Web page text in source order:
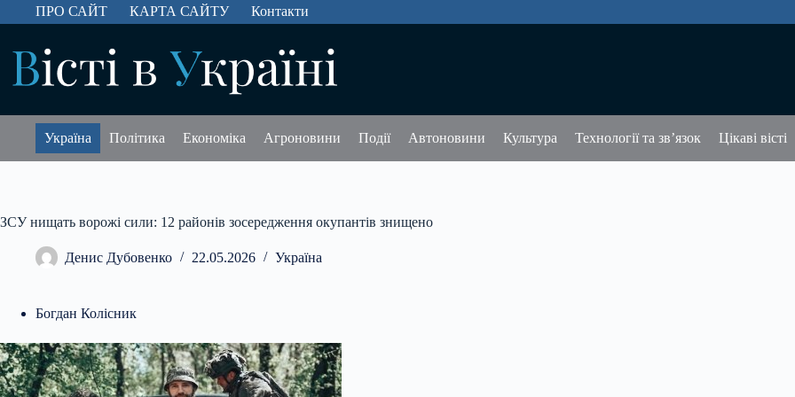
Перейти
до
ПРО САЙТ КАРТА САЙТУ Контакти
Україна Політика Економіка Агроновини Події Автоновини Культура Технології та зв’язок Цікаві вісті
ЗСУ нищать ворожі сили: 12 районів зосередження окупантів знищено
Денис Дубовенко 22.05.2026 Україна
Богдан Колісник